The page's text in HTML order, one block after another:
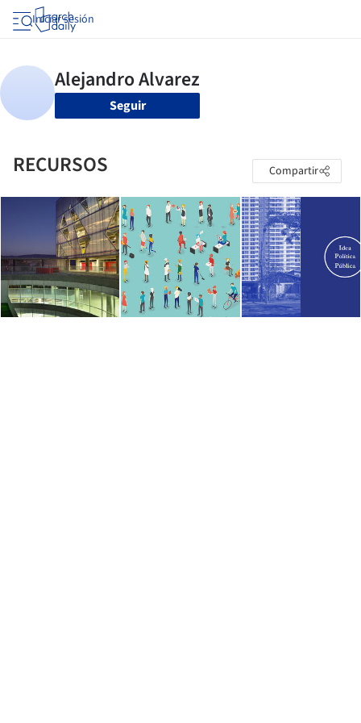
Iniciar sesión
Seguir
RECURSOS Compartir